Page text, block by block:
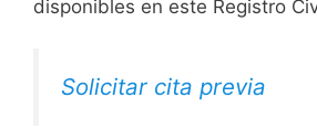
disponibles en este Registro
Solicitar cita previa